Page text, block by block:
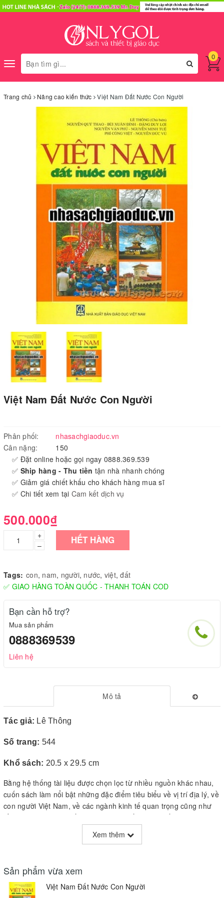
Toggle
navigation
0
Trang chủ Nâng cao kiến thức Việt Nam Đất Nước Con Người
Việt Nam Đất Nước Con Người
Phân phối:
nhasachgiaoduc.vn
Cân nặng:
150
✅ Đặt online hoặc gọi ngay 0888.369.539
✅ Ship hàng - Thu tiền tận nhà nhanh chóng
✅ Giảm giá chiết khấu cho khách hàng mua sĩ
✅ Chi tiết xem tại Cam kết dịch vụ
500.000₫
+
–
HẾT HÀNG
Tags: con, nam, người, nước, việt,đất
✅ GIAO HÀNG TOÀN QUỐC - THANH TOÁN COD
Bạn cần hỗ trợ?
Mua sản phẩm
0888369539
Liên hệ
Mô tả
Tác giả: Lê Thông
Số trang: 544
Khổ sách: 20.5 x 29.5 cm
Bằng hệ thống tài liệu được chọn lọc từ nhiều nguồn khác nhau,
cuốn sách làm nổi bật những đặc điểm tiêu biểu về vị trí địa lý, về
con người Việt Nam, về các ngành kinh tế quan trọng cũng như
về các vùng và một số trung tâm kinh tế lớn của đất nước. Các
điểm học thuật hiện đại của khoa học Địa lý để cấu trúc nội dung
Cuốn sách bao gồm 5 phần với 26 chương được trình bày
Xem thêm
Sản phẩm vừa xem
Việt Nam Đất Nước Con Người